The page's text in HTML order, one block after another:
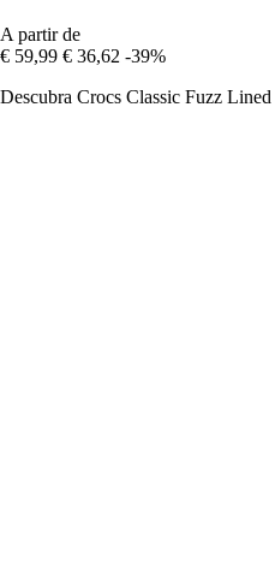
A partir de
€ 59,99 € 36,62 -39%
Descubra Crocs Classic Fuzz